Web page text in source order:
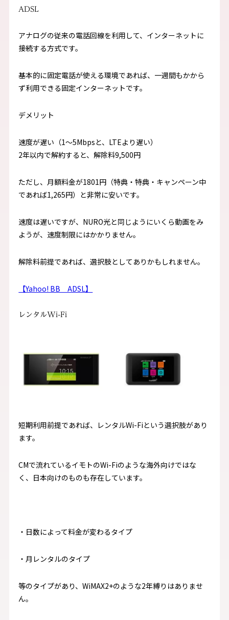
ADSL
アナログの従来の電話回線を利用して、インターネットに
接続する方式です。
基本的に固定電話が使える環境であれば、一週間もかから
ず利用できる固定インターネットです。
デメリット
速度が遅い（1〜5Mbpsと、LTEより遅い）
2年以内で解約すると、解除料9,500円
ただし、月額料金が1801円（特典・特典・キャンペーン中
であれば1,265円）と非常に安いです。
速度は遅いですが、NURO光と同じようにいくら動画をみ
ようが、速度制限にはかかりません。
解除料前提であれば、選択肢としてありかもしれません。
【Yahoo! BB ADSL】
レンタルWi-Fi
短期利用前提であれば、レンタルWi-Fiという選択肢があり
ます。
CMで流れているイモトのWi-Fiのような海外向けではな
く、日本向けのものも存在しています。
・日数によって料金が変わるタイプ
・月レンタルのタイプ
等のタイプがあり、WiMAX2+のような2年縛りはありませ
ん。